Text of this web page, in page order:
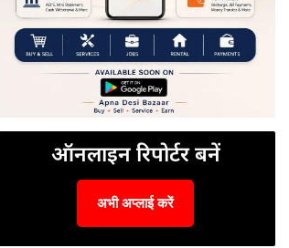
ऑनलाइन रिपोर्टर बनें
अभी अप्लाई करें